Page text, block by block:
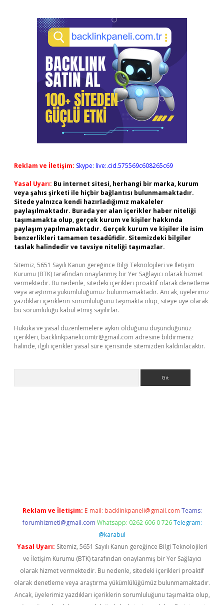
Reklam ve İletişim: Skype: live:.cid.575569c608265c69
Yasal Uyarı: Bu internet sitesi, herhangi bir marka, kurum
veya şahıs şirketi ile hiçbir bağlantısı bulunmamaktadır.
Sitede yalnızca kendi hazırladığımız makaleler
paylaşılmaktadır. Burada yer alan içerikler haber niteliği
taşımamakta olup, gerçek kurum ve kişiler hakkında
paylaşım yapılmamaktadır. Gerçek kurum ve kişiler ile isim
benzerlikleri tamamen tesadüfidir. Sitemizdeki bilgiler
taslak halindedir ve tavsiye niteliği taşımazlar.
Sitemiz, 5651 Sayılı Kanun gereğince Bilgi Teknolojileri ve İletişim
Kurumu (BTK) tarafından onaylanmış bir Yer Sağlayıcı olarak hizmet
vermektedir. Bu nedenle, sitedeki içerikleri proaktif olarak denetleme
veya araştırma yükümlülüğümüz bulunmamaktadır. Ancak, üyelerimiz
yazdıkları içeriklerin sorumluluğunu taşımakta olup, siteye üye olarak
bu sorumluluğu kabul etmiş sayılırlar.
Hukuka ve yasal düzenlemelere aykırı olduğunu düşündüğünüz
içerikleri, backlinkpanelicomtr@gmail.com adresine bildirmeniz
halinde, ilgili içerikler yasal süre içerisinde sitemizden kaldırılacaktır.
Reklam ve İletişim: E-mail: backlinkpaneli@gmail.com Teams:
forumhizmeti@gmail.com Whatsapp: 0262 606 0 726 Telegram:
@karabul
Yasal Uyarı: Sitemiz, 5651 Sayılı Kanun gereğince Bilgi Teknolojileri
ve İletişim Kurumu (BTK) tarafından onaylanmış bir Yer Sağlayıcı
olarak hizmet vermektedir. Bu nedenle, sitedeki içerikleri proaktif
olarak denetleme veya araştırma yükümlülüğümüz bulunmamaktadır.
Ancak, üyelerimiz yazdıkları içeriklerin sorumluluğunu taşımakta olup,